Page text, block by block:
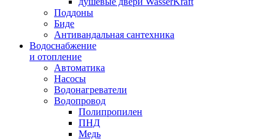
Поддоны
Биде
Антивандальная сантехника
Водоснабжение
и отопление
Автоматика
Насосы
Водонагреватели
Водопровод
Полипропилен
ПНД
Медь